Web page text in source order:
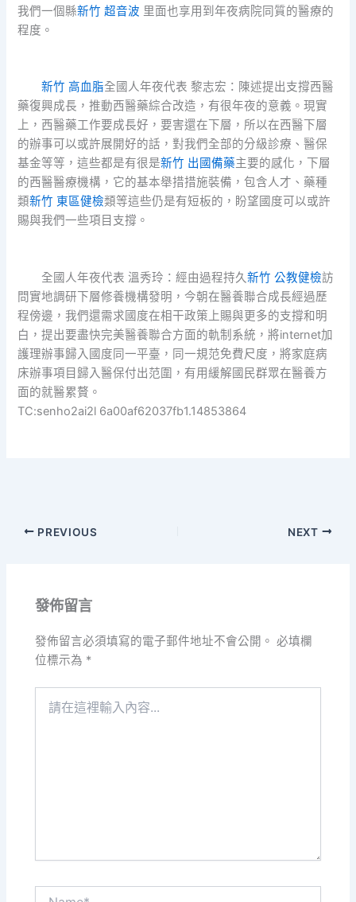
我們一個縣新竹 超音波 里面也享用到年夜病院同質的醫療的
程度。
新竹 高血脂全國人年夜代表 黎志宏：陳述提出支撐西醫
藥復興成長，推動西醫藥綜合改造，有很年夜的意義。現實
上，西醫藥工作要成長好，要害還在下層，所以在西醫下層
的辦事可以或許展開好的話，對我們全部的分級診療、醫保
基金等等，這些都是有很是新竹 出國備藥主要的感化，下層
的西醫醫療機構，它的基本舉措措施裝備，包含人才、藥種
類新竹 東區健檢類等這些仍是有短板的，盼望國度可以或許
賜與我們一些項目支撐。
全國人年夜代表 溫秀玲：經由過程持久新竹 公教健檢訪
問實地調研下層修養機構發明，今朝在醫養聯合成長經過歷
程傍邊，我們還需求國度在相干政策上賜與更多的支撐和明
白，提出要盡快完美醫養聯合方面的軌制系統，將internet加
護理辦事歸入國度同一平臺，同一規范免費尺度，將家庭病
床辦事項目歸入醫保付出范圍，有用緩解國民群眾在醫養方
面的就醫累贅。
TC:senho2ai2l 6a00af62037fb1.14853864
PREVIOUS NEXT
發佈留言
發佈留言必須填寫的電子郵件地址不會公開。 必填欄
位標示為 *